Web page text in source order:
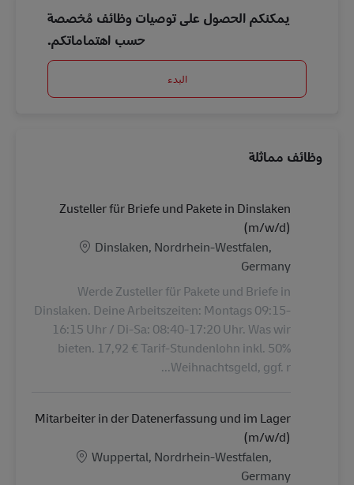
يمكنكم الحصول على توصيات وظائف مُخصصة
حسب اهتماماتكم.
البدء
وظائف مماثلة
Zusteller für Briefe und Pakete in Dinslaken
(m/w/d)
الموقع
Dinslaken, Nordrhein-Westfalen,
Germany
Werde Zusteller für Pakete und Briefe in
Dinslaken. Deine Arbeitszeiten: Montags 09:15-
16:15 Uhr / Di-Sa: 08:40-17:20 Uhr. Was wir
bieten. 17,92 € Tarif-Stundenlohn inkl. 50%
Weihnachtsgeld, ggf. r...
Mitarbeiter in der Datenerfassung und im Lager
(m/w/d)
الموقع
Wuppertal, Nordrhein-Westfalen,
Germany